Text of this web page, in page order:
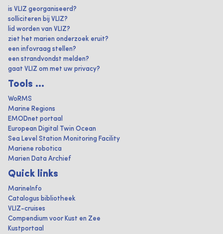
is VLIZ georganiseerd?
solliciteren bij VLIZ?
lid worden van VLIZ?
ziet het marien onderzoek eruit?
een infovraag stellen?
een strandvondst melden?
gaat VLIZ om met uw privacy?
Tools ...
WoRMS
Marine Regions
EMODnet portaal
European Digital Twin Ocean
Sea Level Station Monitoring Facility
Mariene robotica
Marien Data Archief
Quick links
MarineInfo
Catalogus bibliotheek
VLIZ-cruises
Compendium voor Kust en Zee
Kustportaal